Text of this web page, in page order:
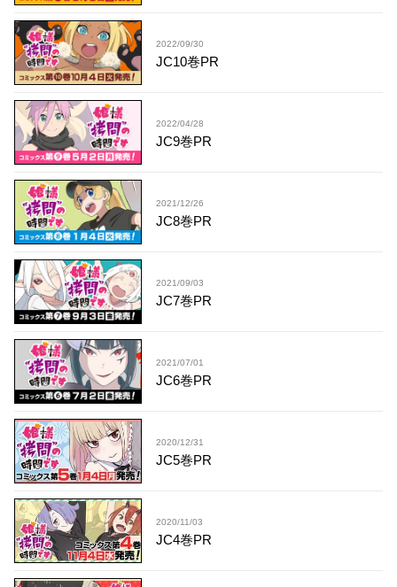
2022/09/30
JC10巻PR
2022/04/28
JC9巻PR
2021/12/26
JC8巻PR
2021/09/03
JC7巻PR
2021/07/01
JC6巻PR
2020/12/31
JC5巻PR
2020/11/03
JC4巻PR